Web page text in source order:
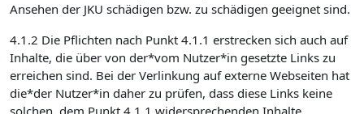
Ansehen der JKU schädigen bzw. zu schädigen geeignet sind.
4.1.2 Die Pflichten nach Punkt 4.1.1 erstrecken sich auch auf
Inhalte, die über von der*vom Nutzer*in gesetzte Links zu
erreichen sind. Bei der Verlinkung auf externe Webseiten hat
die*der Nutzer*in daher zu prüfen, dass diese Links keine
solchen, dem Punkt 4.1.1 widersprechenden Inhalte